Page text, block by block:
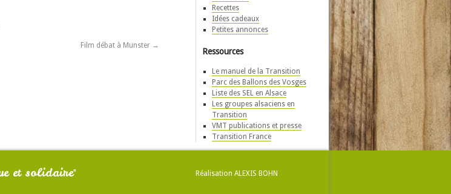
Film débat à Munster →
Recettes
Idées cadeaux
Petites annonces
Ressources
Le manuel de la Transition
Parc des Ballons des Vosges
Liste des SEL en Alsace
Les groupes alsaciens en
Transition
VMT publications et presse
Transition France
et solidaire" Réalisation ALEXIS BOHN